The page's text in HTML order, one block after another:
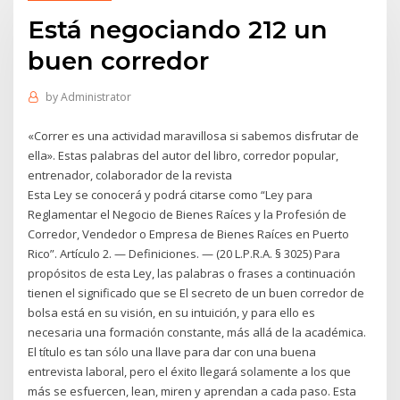
Está negociando 212 un
buen corredor
byAdministrator
«Correr es una actividad maravillosa si sabemos disfrutar de
ella». Estas palabras del autor del libro, corredor popular,
entrenador, colaborador de la revista
Esta Ley se conocerá y podrá citarse como “Ley para
Reglamentar el Negocio de Bienes Raíces y la Profesión de
Corredor, Vendedor o Empresa de Bienes Raíces en Puerto
Rico”. Artículo 2. — Definiciones. — (20 L.P.R.A. § 3025) Para
propósitos de esta Ley, las palabras o frases a continuación
tienen el significado que se El secreto de un buen corredor de
bolsa está en su visión, en su intuición, y para ello es
necesaria una formación constante, más allá de la académica.
El título es tan sólo una llave para dar con una buena
entrevista laboral, pero el éxito llegará solamente a los que
más se esfuercen, lean, miren y aprendan a cada paso. Esta